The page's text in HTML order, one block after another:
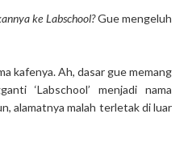
ke Labschool?Gue mengeluh
kafenya. Ah, dasar gue memang
‘Labschool’ menjadi nama
alamatnya malah terletak di luar